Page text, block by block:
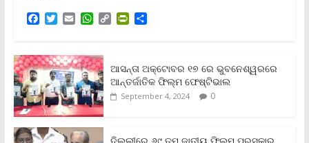
F
e
b
o
o
k
T
t
t
e
r
E
i
l
W
t
s
A
p
p
C
L
i
n
k
P
t
F
r
i
S
e
ଆସନ୍ତା ଅକ୍ଟୋବର ୧୭ ରେ ଭୁବନେଶ୍ୱରରେ
ଆନ୍ତର୍ଜାତିକ ଫିଲ୍ମ ଫେଷ୍ଟିଭାଲ
September 4, 2024 0